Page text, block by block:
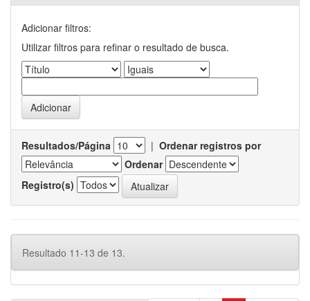
Adicionar filtros:
Utilizar filtros para refinar o resultado de busca.
Resultados/Página | Ordenar registros por
Ordenar
Registro(s)
Resultado 11-13 de 13.